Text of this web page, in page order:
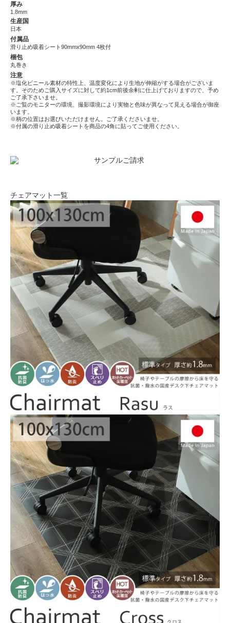
厚み
1.8mm
生産国
日本
付属品
滑り止め吸着シート90mmx90mm 4枚付
梱包
丸巻き
注意
※塩化ビニール素材の特性上、温度変化により生地が伸縮がする場合がございま
す。そのためご購入サイズに対して約1cm前後余剰に仕上げておりますので、予め
ご了承下さいませ。
※ご覧のモニターの環境、撮影環境により実物と色味が異なって見える場合が御座
います。
※柄の位置はお選びいただけません。ご了承くださいませ。
※付属の滑り止め吸着シートを商品の4角に貼ってご使用ください。
チェアマット一覧